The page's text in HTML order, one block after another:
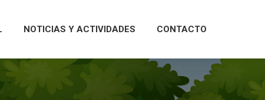
NOTICIAS Y ACTIVIDADES CONTACTO